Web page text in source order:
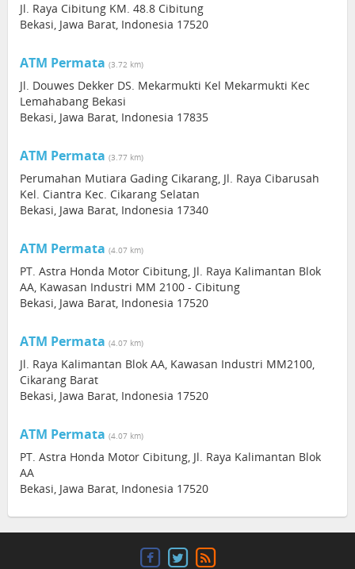
Jl. Raya Cibitung KM. 48.8 Cibitung
Bekasi, Jawa Barat, Indonesia 17520
ATM Permata (3.72 km)
Jl. Douwes Dekker DS. Mekarmukti Kel Mekarmukti Kec
Lemahabang Bekasi
Bekasi, Jawa Barat, Indonesia 17835
ATM Permata (3.77 km)
Perumahan Mutiara Gading Cikarang, Jl. Raya Cibarusah
Kel. Ciantra Kec. Cikarang Selatan
Bekasi, Jawa Barat, Indonesia 17340
ATM Permata (4.07 km)
PT. Astra Honda Motor Cibitung, Jl. Raya Kalimantan Blok
AA, Kawasan Industri MM 2100 - Cibitung
Bekasi, Jawa Barat, Indonesia 17520
ATM Permata (4.07 km)
Jl. Raya Kalimantan Blok AA, Kawasan Industri MM2100,
Cikarang Barat
Bekasi, Jawa Barat, Indonesia 17520
ATM Permata (4.07 km)
PT. Astra Honda Motor Cibitung, Jl. Raya Kalimantan Blok
AA
Bekasi, Jawa Barat, Indonesia 17520